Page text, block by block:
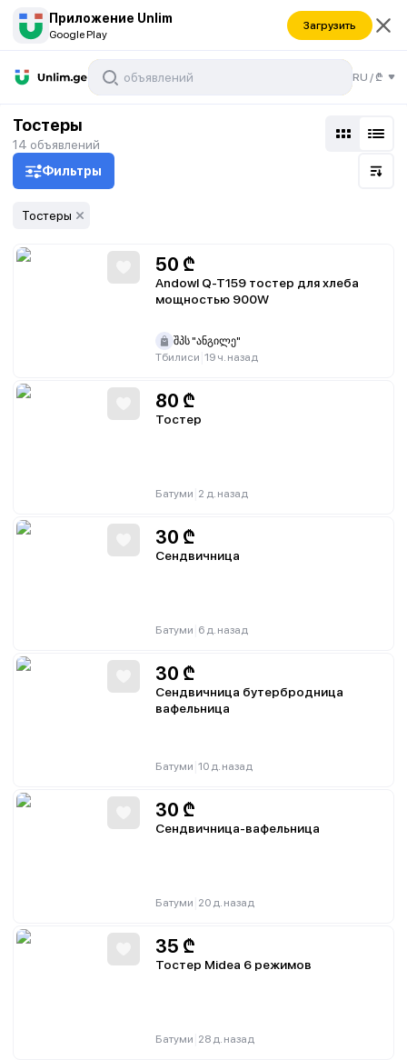
Приложение Unlim
Google Play
Загрузить
RU /₾
Тостеры
14 объявлений
Фильтры
Тостеры
50 ₾
Andowl Q-T159 тостер для хлеба
мощностью 900W
შპს "ანგილე"
Тбилиси 19 ч. назад
80 ₾
Тостер
Батуми 2 д. назад
30 ₾
Сендвичница
Батуми 6 д. назад
30 ₾
Сендвичница бутербродница
вафельница
Батуми 10 д. назад
30 ₾
Сендвичница-вафельница
Батуми 20 д. назад
35 ₾
Тостер Midea 6 режимов
Батуми 28 д. назад